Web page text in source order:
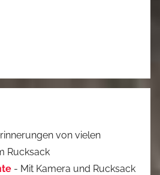
von vielen
Rucksack
- Mit Kamera und Rucksack